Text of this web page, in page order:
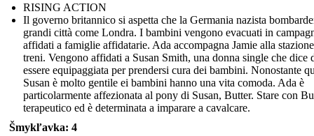
RISING ACTION
Il governo britannico si aspetta che la Germania nazista
grandi città come Londra. I bambini vengono evacuati in
affidati a famiglie affidatarie. Ada accompagna Jamie alla
treni. Vengono affidati a Susan Smith, una donna single che dice
essere equipaggiata per prendersi cura dei bambini. Nonostante
Susan è molto gentile ei bambini hanno una vita comoda. Ada è
particolarmente affezionata al pony di Susan, Butter. Stare con
terapeutico ed è determinata a imparare a cavalcare.
Šmykľavka: 4